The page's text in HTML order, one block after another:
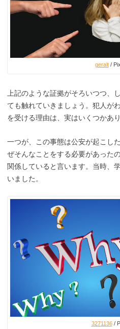
geralt/
上記のような証拠がそろいつつ、
ても触れていきましょう。犯人が
を受ける理由は、実はいくつかあり
一つが、この事態は公安が起こし
ぜそんなことをする必要があった
関係していると言います。当時、
いました。
3271136/